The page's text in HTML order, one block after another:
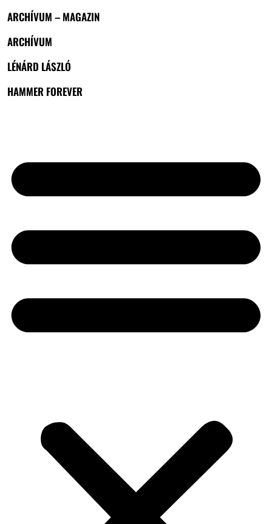
ARCHÍVUM – MAGAZIN
ARCHÍVUM
LÉNÁRD LÁSZLÓ
HAMMER FOREVER